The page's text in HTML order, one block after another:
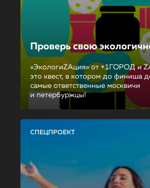
Проверь свою
«ЭкологиZAция» от +1ГОРОД и
это квест, в котором до финиша
самые ответственные москвичи
и петербуржцы!
СПЕЦПРОЕКТ